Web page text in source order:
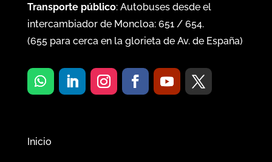
Transporte público: Autobuses desde el
intercambiador de Moncloa: 651/ 654.
(655para cerca en la glorieta de Av. de España)
Inicio